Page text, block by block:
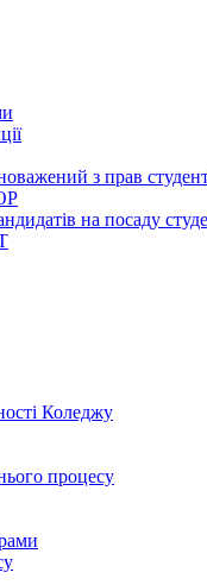
з прав
на посаду
Коледжу
процесу